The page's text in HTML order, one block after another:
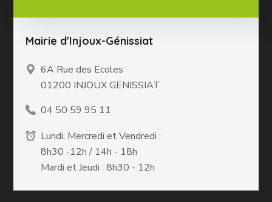
Mairie d'Injoux-Génissiat
6A Rue des Ecoles
01200 INJOUX GENISSIAT
04 50 59 95 11
Lundi, Mercredi et Vendredi :
8h30 -12h / 14h - 18h
Mardi et Jeudi : 8h30 - 12h